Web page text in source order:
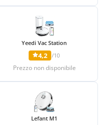
Yeedi Vac Station
4,2 /10
Prezzo non disponibile
Lefant M1